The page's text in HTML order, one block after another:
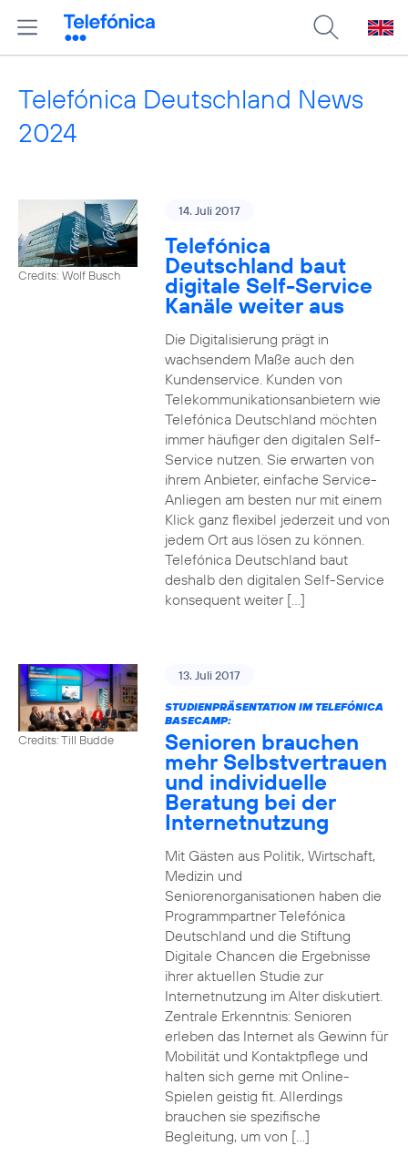
Telefónica Deutschland News
2024
Credits: Wolf Busch
14. Juli 2017
Telefónica
Deutschland baut
digitale Self-Service
Kanäle weiter aus
Die Digitalisierung prägt in
wachsendem Maße auch den
Kundenservice. Kunden von
Telekommunikationsanbietern wie
Telefónica Deutschland möchten
immer häufiger den digitalen Self-
Service nutzen. Sie erwarten von
ihrem Anbieter, einfache Service-
Anliegen am besten nur mit einem
Klick ganz flexibel jederzeit und von
jedem Ort aus lösen zu können.
Telefónica Deutschland baut
deshalb den digitalen Self-Service
konsequent weiter […]
Credits: Till Budde
13. Juli 2017
STUDIENPRÄSENTATION IM TELEFÓNICA
BASECAMP:
Senioren brauchen
mehr Selbstvertrauen
und individuelle
Beratung bei der
Internetnutzung
Mit Gästen aus Politik, Wirtschaft,
Medizin und
Seniorenorganisationen haben die
Programmpartner Telefónica
Deutschland und die Stiftung
Digitale Chancen die Ergebnisse
ihrer aktuellen Studie zur
Internetnutzung im Alter diskutiert.
Zentrale Erkenntnis: Senioren
erleben das Internet als Gewinn für
Mobilität und Kontaktpflege und
halten sich gerne mit Online-
Spielen geistig fit. Allerdings
brauchen sie spezifische
Begleitung, um von […]